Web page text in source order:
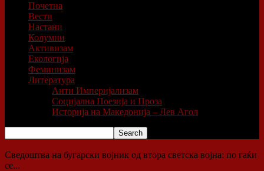
Почетна
Вести
Настани
Колумни
Активизам
Екологија
Феминизам
Литература
Анти Империјализам
Социјална Поезија и Проза
Историја на Македонија – Лев Агол
Сведоштва на бугарски војник од втора светска војна: по гаќи
се...